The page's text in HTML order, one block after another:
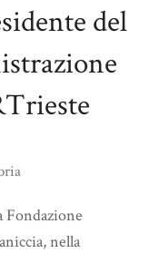
del
nella